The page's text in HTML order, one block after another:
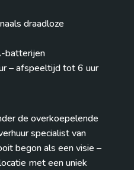
draadloze
batterijen
– afspeeltijd tot 6 uur
de overkoepelende
specialist van
begon als een visie –
met een uniek